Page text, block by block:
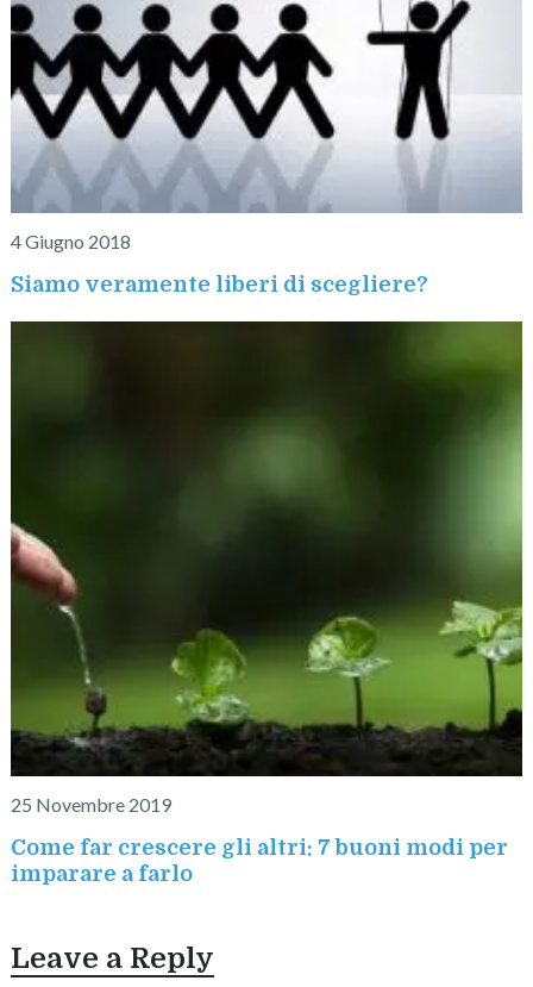
4 Giugno 2018
Siamo veramente liberi di scegliere?
25 Novembre 2019
Come far crescere gli altri: 7 buoni modi per
imparare a farlo
Leave a Reply